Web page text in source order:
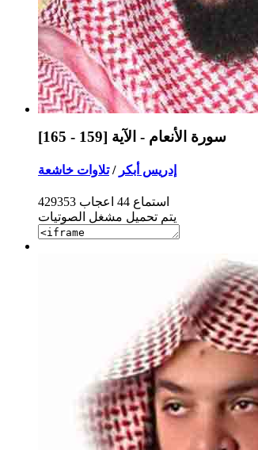
سورة الأنعام - الآية [159 - 165]
إدريس أبكر /تلاوات خاشعة
429353 استماع 44 اعجاب
يتم تحميل مشغل الصوتيات